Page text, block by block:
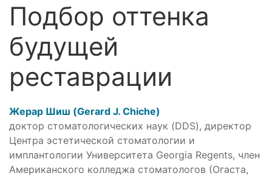
Подбор оттенка
будущей
реставрации
Жерар Шиш (Gerard J. Chiche)
доктор стоматологических наук (DDS), директор
Центра эстетической стоматологии и
имплантологии Университета Georgia Regents, член
Американского колледжа стоматологов (Огаста,